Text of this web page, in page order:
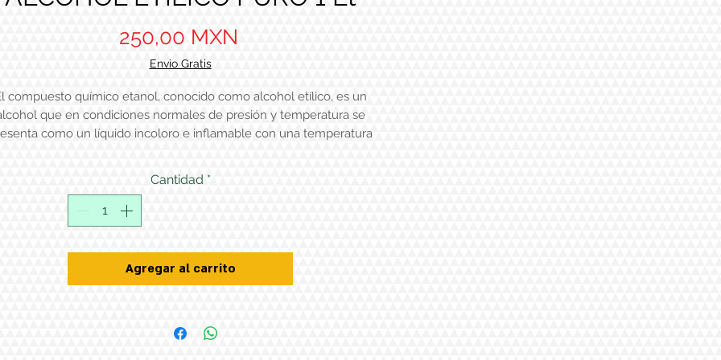
250,00 MXN
Envio Gratis
compuesto químico etanol, conocido como alcohol etílico, es un
que en condiciones normales de presión y temperatura se
como un líquido incoloro e inflamable con una temperatura
Cantidad *
Agregar al carrito